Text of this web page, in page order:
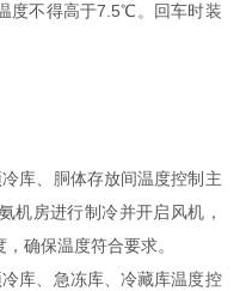
度不得高于7.5℃。回车时装
库、胴体存放间温度控制主
机房进行制冷并开启风机，
确保温度符合要求。
库、急冻库、冷藏库温度控